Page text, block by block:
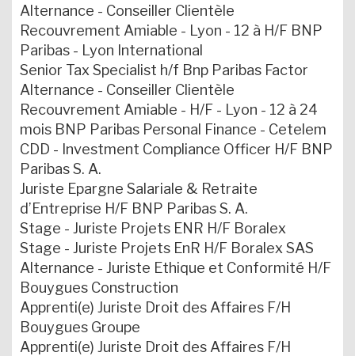
Alternance - Conseiller Clientèle
Recouvrement Amiable - Lyon - 12 à H/F BNP
Paribas - Lyon International
Senior Tax Specialist h/f Bnp Paribas Factor
Alternance - Conseiller Clientèle
Recouvrement Amiable - H/F - Lyon - 12 à 24
mois BNP Paribas Personal Finance - Cetelem
CDD - Investment Compliance Officer H/F BNP
Paribas S. A.
Juriste Epargne Salariale & Retraite
d’Entreprise H/F BNP Paribas S. A.
Stage - Juriste Projets ENR H/F Boralex
Stage - Juriste Projets EnR H/F Boralex SAS
Alternance - Juriste Ethique et Conformité H/F
Bouygues Construction
Apprenti(e) Juriste Droit des Affaires F/H
Bouygues Groupe
Apprenti(e) Juriste Droit des Affaires F/H